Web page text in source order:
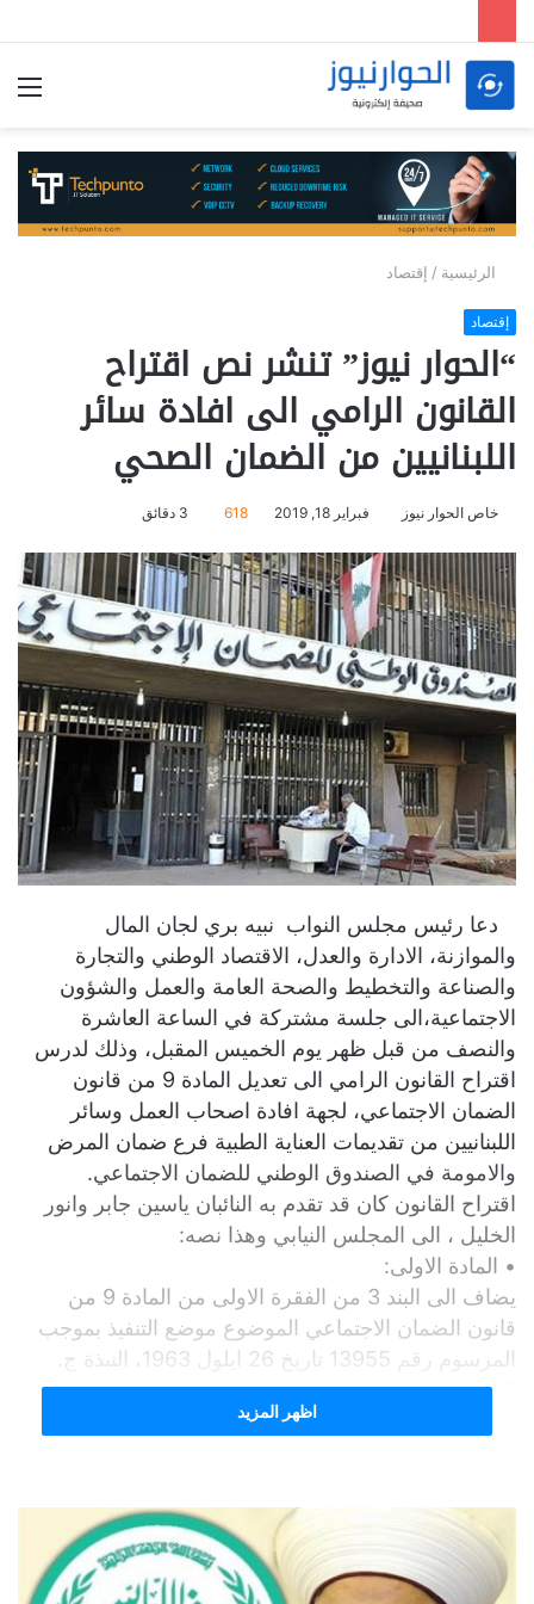
الرئيسية / إقتصاد
إقتصاد
“الحوار نيوز” تنشر نص اقتراح
القانون الرامي الى افادة سائر
اللبنانيين من الضمان الصحي
خاص الحوار نيوز فبراير 18, 2019 618
دعا رئيس مجلس النواب نبيه بري لجان المال
والموازنة، الادارة والعدل، الاقتصاد الوطني والتجارة
والصناعة والتخطيط والصحة العامة والعمل والشؤون
الاجتماعية،الى جلسة مشتركة في الساعة العاشرة
والنصف من قبل ظهر يوم الخميس المقبل، وذلك لدرس
اقتراح القانون الرامي الى تعديل المادة 9 من قانون
الضمان الاجتماعي، لجهة افادة اصحاب العمل وسائر
اللبنانيين من تقديمات العناية الطبية فرع ضمان المرض
والامومة في الصندوق الوطني للضمان الاجتماعي.
اقتراح القانون كان قد تقدم به النائبان ياسين جابر وانور
الخليل ، الى المجلس النيابي وهذا نصه:
• المادة الاولى:
يضاف الى البند 3 من الفقرة الاولى من المادة 9 من
قانون الضمان الاجتماعي الموضوع موضع التنفيذ بموجب
المرسوم رقم 13955 تاريخ 26 ايلول 1963، النبذة ج.
التي تنص تحت عنوان في ما يتعلق بالعناية الطبية في
حالات المرض والامومة فقط، علي مايلي:
تأميني عام اخر، باي صفة اخرى، شرط ممارسة العمل
شخصيا على الاراضي اللبنانية، على ان يفهم باصحاب
العمل ومن في حكمهم، الاشخاص اللبنانيين المحددين
اظهر المزيد